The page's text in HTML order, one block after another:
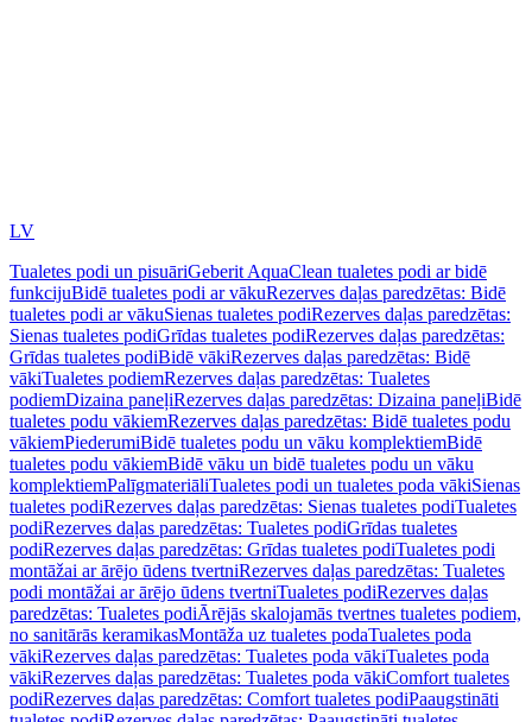
LV
Tualetes podi un pisuāriGeberit AquaClean tualetes podi ar bidē
funkcijuBidē tualetes podi ar vākuRezerves daļas paredzētas: Bidē
tualetes podi ar vākuSienas tualetes podiRezerves daļas paredzētas:
Sienas tualetes podiGrīdas tualetes podiRezerves daļas paredzētas:
Grīdas tualetes podiBidē vākiRezerves daļas paredzētas: Bidē
vākiTualetes podiemRezerves daļas paredzētas: Tualetes
podiemDizaina paneļiRezerves daļas paredzētas: Dizaina paneļiBidē
tualetes podu vākiemRezerves daļas paredzētas: Bidē tualetes podu
vākiemPiederumiBidē tualetes podu un vāku komplektiemBidē
tualetes podu vākiemBidē vāku un bidē tualetes podu un vāku
komplektiemPalīgmateriāliTualetes podi un tualetes poda vākiSienas
tualetes podiRezerves daļas paredzētas: Sienas tualetes podiTualetes
podiRezerves daļas paredzētas: Tualetes podiGrīdas tualetes
podiRezerves daļas paredzētas: Grīdas tualetes podiTualetes podi
montāžai ar ārējo ūdens tvertniRezerves daļas paredzētas: Tualetes
podi montāžai ar ārējo ūdens tvertniTualetes podiRezerves daļas
paredzētas: Tualetes podiĀrējās skalojamās tvertnes tualetes podiem,
no sanitārās keramikasMontāža uz tualetes podaTualetes poda
vākiRezerves daļas paredzētas: Tualetes poda vākiTualetes poda
vākiRezerves daļas paredzētas: Tualetes poda vākiComfort tualetes
podiRezerves daļas paredzētas: Comfort tualetes podiPaaugstināti